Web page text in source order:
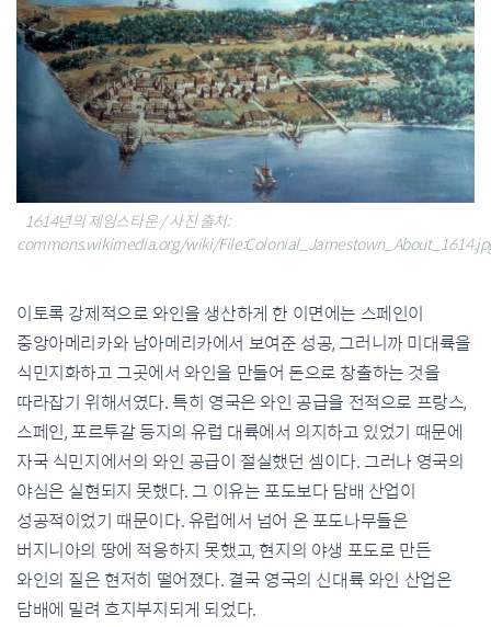
1614년의 제임스타운 / 사진 출처:
commons.wikimedia.org/wiki/
이토록 강제적으로 와인을 생산하게 한 이면에는 스페인이
중앙아메리카와 남아메리카에서 보여준 성공, 그러니까 미대륙을
식민지화하고 그곳에서 와인을 만들어 돈으로 창출하는 것을
따라잡기 위해서였다. 특히 영국은 와인 공급을 전적으로 프랑스,
스페인, 포르투갈 등지의 유럽 대륙에서 의지하고 있었기 때문에
자국 식민지에서의 와인 공급이 절실했던 셈이다. 그러나 영국의
야심은 실현되지 못했다. 그 이유는 포도보다 담배 산업이
성공적이었기 때문이다. 유럽에서 넘어 온 포도나무들은
버지니아의 땅에 적응하지 못했고, 현지의 야생 포도로 만든
와인의 질은 현저히 떨어졌다. 결국 영국의 신대륙 와인 산업은
담배에 밀려 흐지부지되게 되었다.